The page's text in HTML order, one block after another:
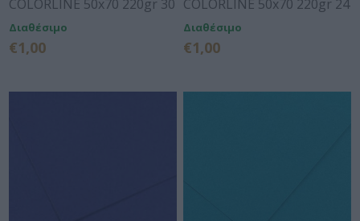
COLORLINE 50x70 220gr 30
MOSS GREEN
Διαθέσιμο
€1,00
COLORLINE 50x70 220gr 24
ULTRAMARINE
Διαθέσιμο
€1,00